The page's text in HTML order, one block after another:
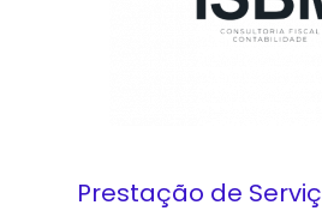
Prestação de